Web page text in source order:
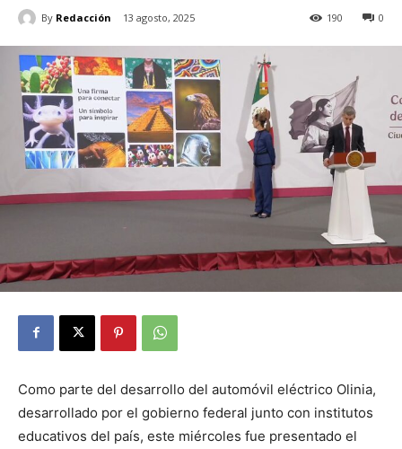
By Redacción 13 agosto, 2025 0
190
Como parte del desarrollo del automóvil eléctrico Olinia,
desarrollado por el gobierno federal junto con institutos
educativos del país, este miércoles fue presentado el